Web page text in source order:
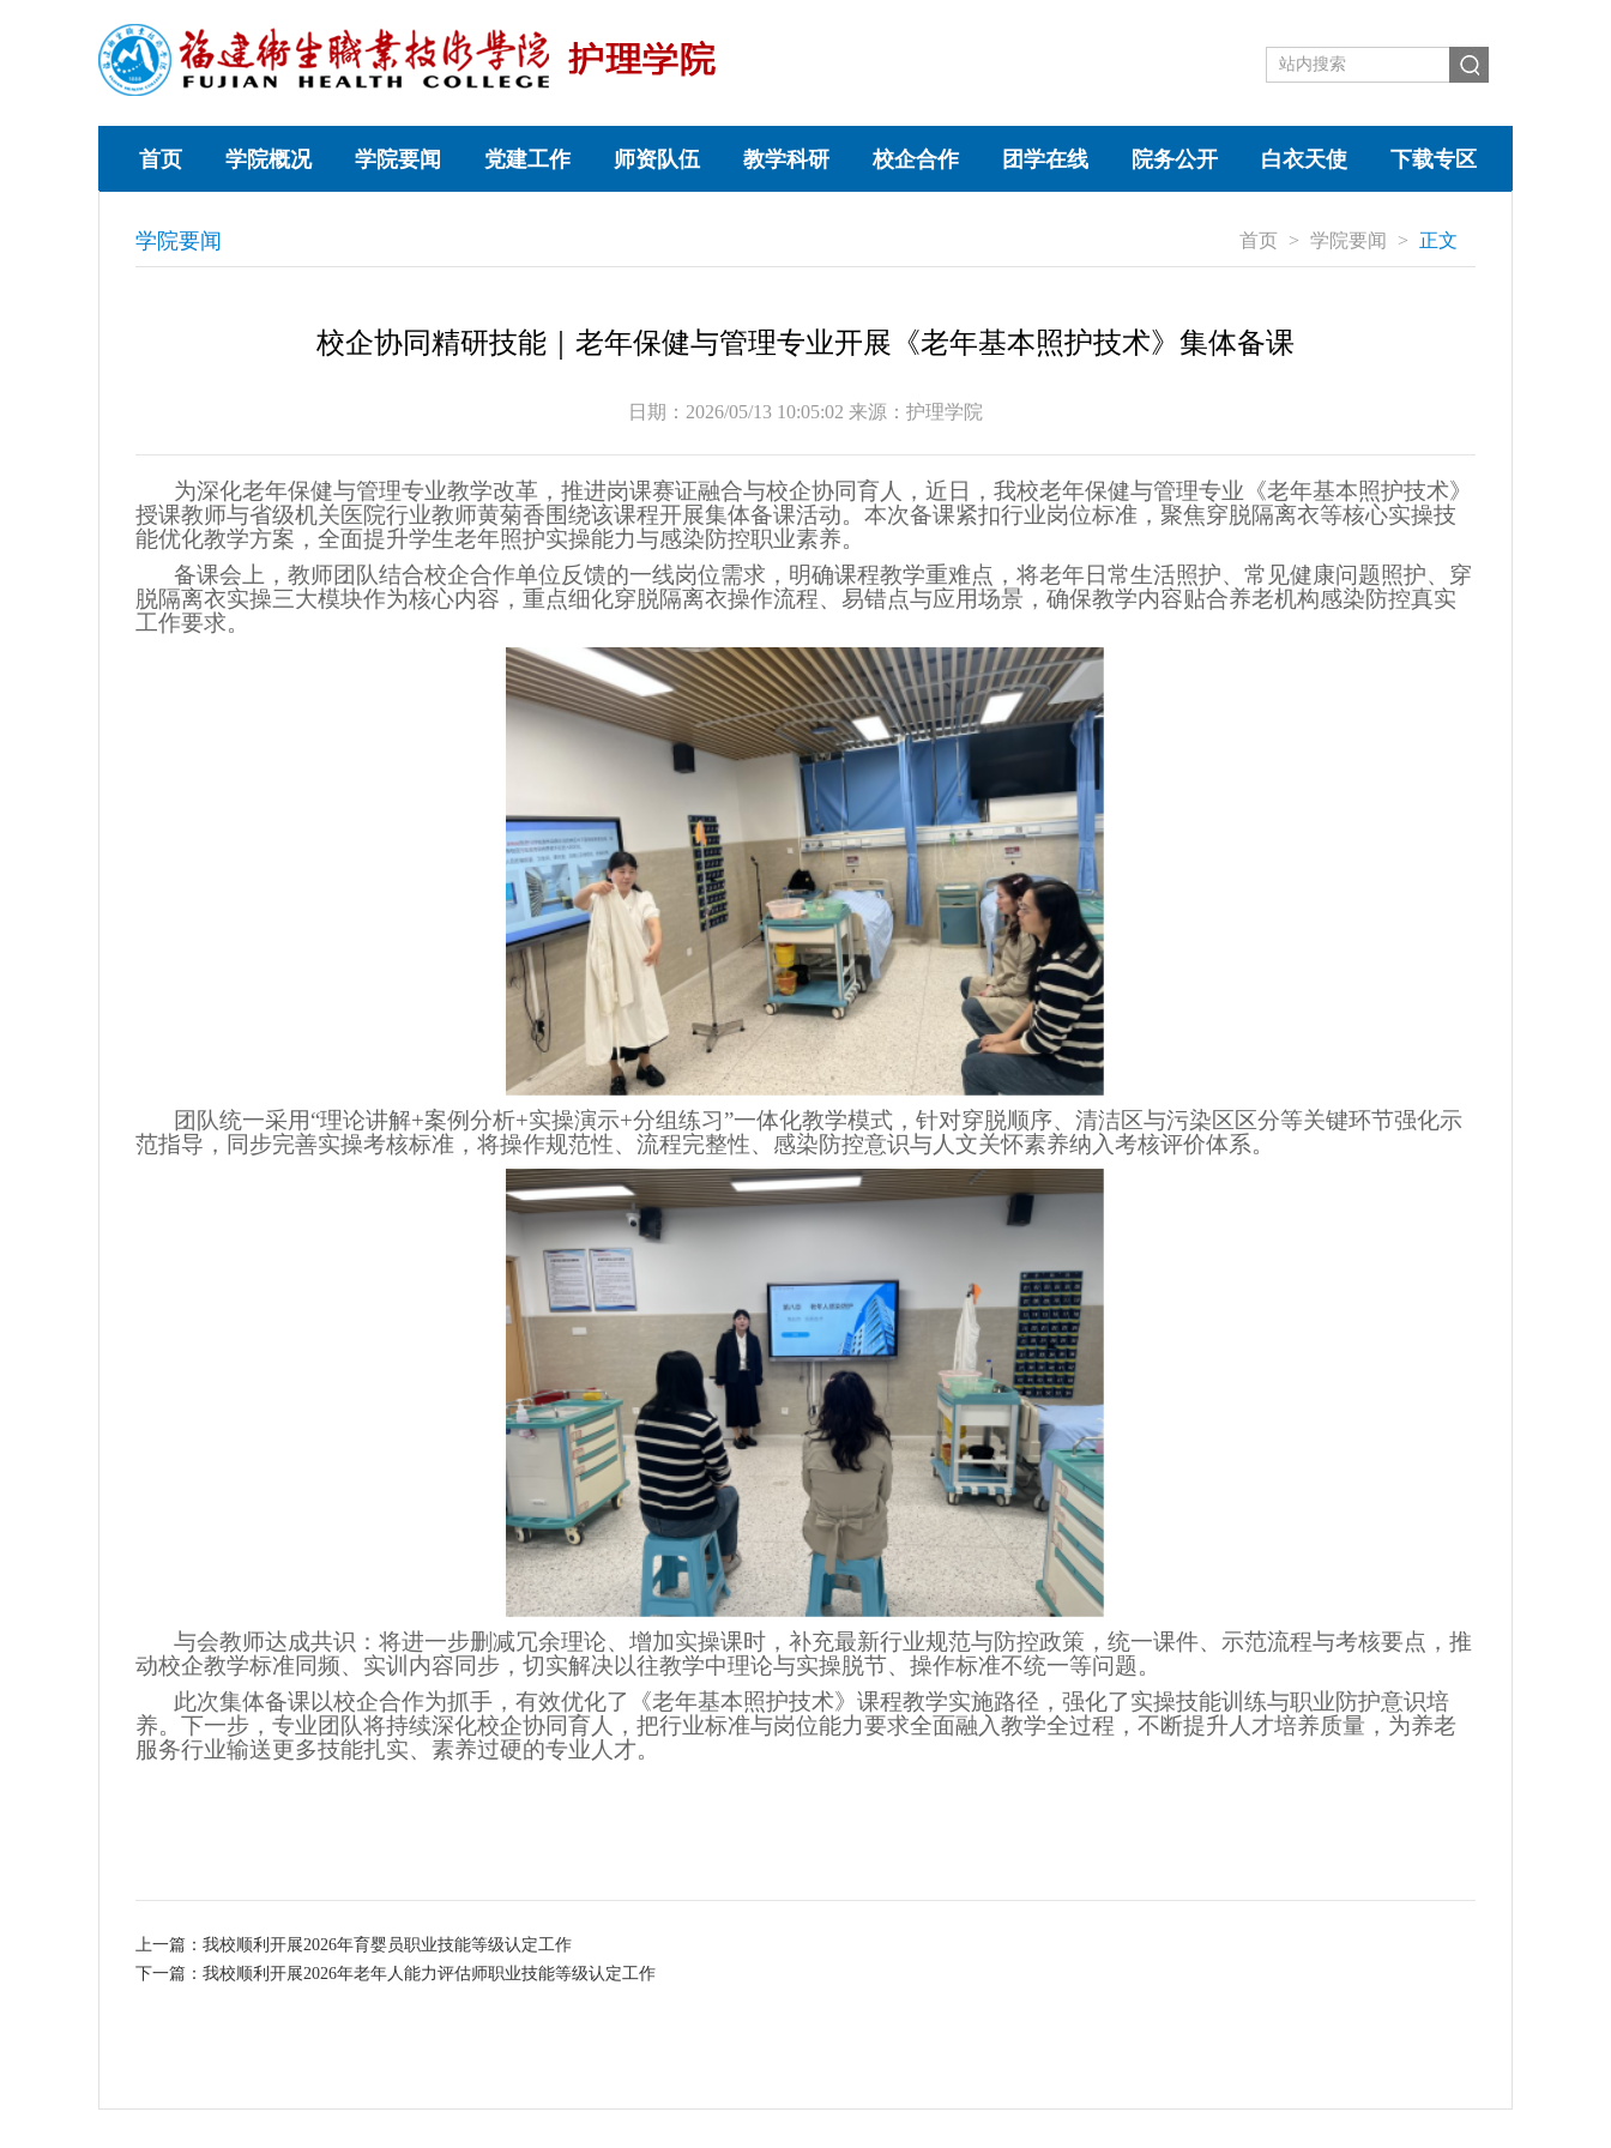
首页 学院概况 学院要闻 党建工作 师资队伍 教学科研 校企合作 团学在线 院务公开 白衣天使 下载专区
学院要闻 首页 > 学院要闻 > 正文
校企协同精研技能｜老年保健与管理专业开展《老年基本照护技术》集体备课
日期：2026/05/13 10:05:02 来源：护理学院
为深化老年保健与管理专业教学改革，推进岗课赛证融合与校企协同育人，近日，我校老年保健与管理专业 《老年基本照护技术》
授课教师与省级机关医院行业教师黄菊香围绕该课程开展集体备课活动。本次备课紧扣行业岗位标准，聚焦穿脱隔离衣等核心实操技
能优化教学方案，全面提升学生老年照护实操能力与感染防控职业素养。
备课会上，教师团队结合校企合作单位反馈的一线岗位需求，明确课程教学重难点，将老年日常生活照护、常见健康问题照护、穿
脱隔离衣实操三大模块作为核心内容，重点细化穿脱隔离衣操作流程、易错点与应用场景，确保教学内容贴合养老机构感染防控真实
工作要求。
团队统一采用“理论讲解+案例分析+实操演示+分组练习”一体化教学模式，针对穿脱顺序、清洁区与污染区区分等关键环节强化示
范指导，同步完善实操考核标准，将操作规范性、流程完整性、感染防控意识与人文关怀素养纳入考核评价体系。
与会教师达成共识：将进一步删减冗余理论、增加实操课时，补充最新行业规范与防控政策，统一课件、示范流程与考核要点，推
动校企教学标准同频、实训内容同步，切实解决以往教学中理论与实操脱节、操作标准不统一等问题。
此次集体备课以校企合作为抓手，有效优化了《老年基本照护技术》课程教学实施路径，强化了实操技能训练与职业防护意识培
养。下一步，专业团队将持续深化校企协同育人，把行业标准与岗位能力要求全面融入教学全过程，不断提升人才培养质量，为养老
服务行业输送更多技能扎实、素养过硬的专业人才。
上一篇：我校顺利开展2026年育婴员职业技能等级认定工作
下一篇：我校顺利开展2026年老年人能力评估师职业技能等级认定工作